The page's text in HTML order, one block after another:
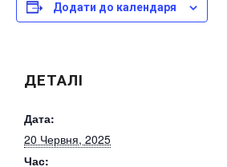
Додати до календаря
ДЕТАЛІ
Дата:
20 Червня, 2025
Час: